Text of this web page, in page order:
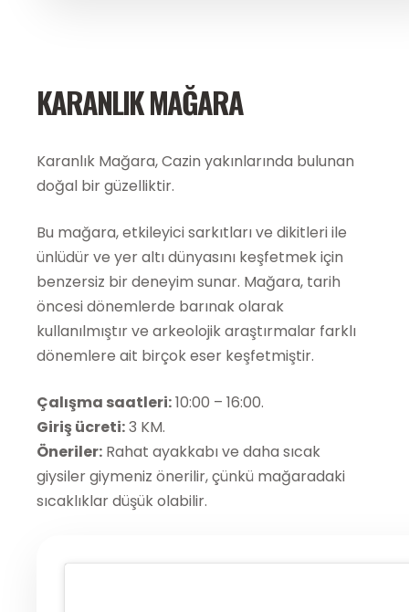
KARANLIK MAĞARA
Karanlık Mağara, Cazin yakınlarında bulunan
doğal bir güzelliktir.
Bu mağara, etkileyici sarkıtları ve dikitleri ile
ünlüdür ve yer altı dünyasını keşfetmek için
benzersiz bir deneyim sunar. Mağara, tarih
öncesi dönemlerde barınak olarak
kullanılmıştır ve arkeolojik araştırmalar farklı
dönemlere ait birçok eser keşfetmiştir.
Çalışma saatleri:10:00 – 16:00.
Giriş ücreti:3 KM.
Öneriler: Rahat ayakkabı ve daha sıcak
giysiler giymeniz önerilir, çünkü mağaradaki
sıcaklıklar düşük olabilir.